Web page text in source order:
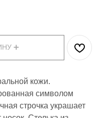
➕
кожи.
символом
строчка украшает